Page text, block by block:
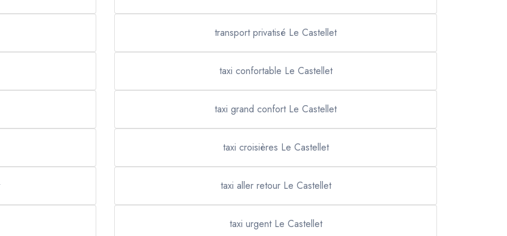
transport privatisé Le Castellet
taxi confortable Le Castellet
taxi grand confort Le Castellet
taxi croisières Le Castellet
taxi aller retour Le Castellet
taxi urgent Le Castellet